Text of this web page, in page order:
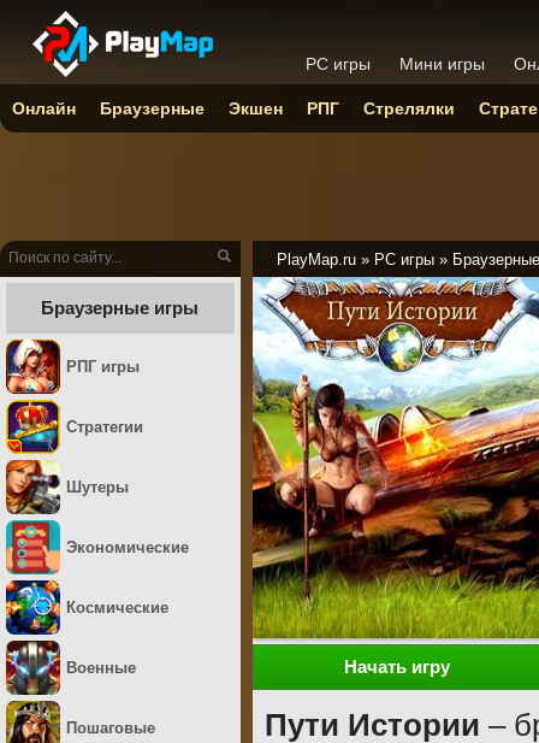
PlayMap.ru » PC игры » Браузерные
Начать игру
Пути Истории –
Браузерные игры
РПГ игры
Стратегии
Шутеры
Экономические
Космические
Военные
Пошаговые
PC игры Мини игры
Онлайн Браузерные Экшен РПГ Стрелялки